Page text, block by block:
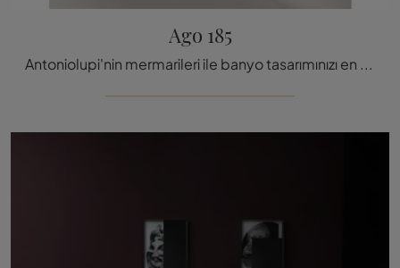
Ago 185
Antoniolupi'nin mermarileri ile banyo tasarımınızı en iyi şekilde düzenleyin